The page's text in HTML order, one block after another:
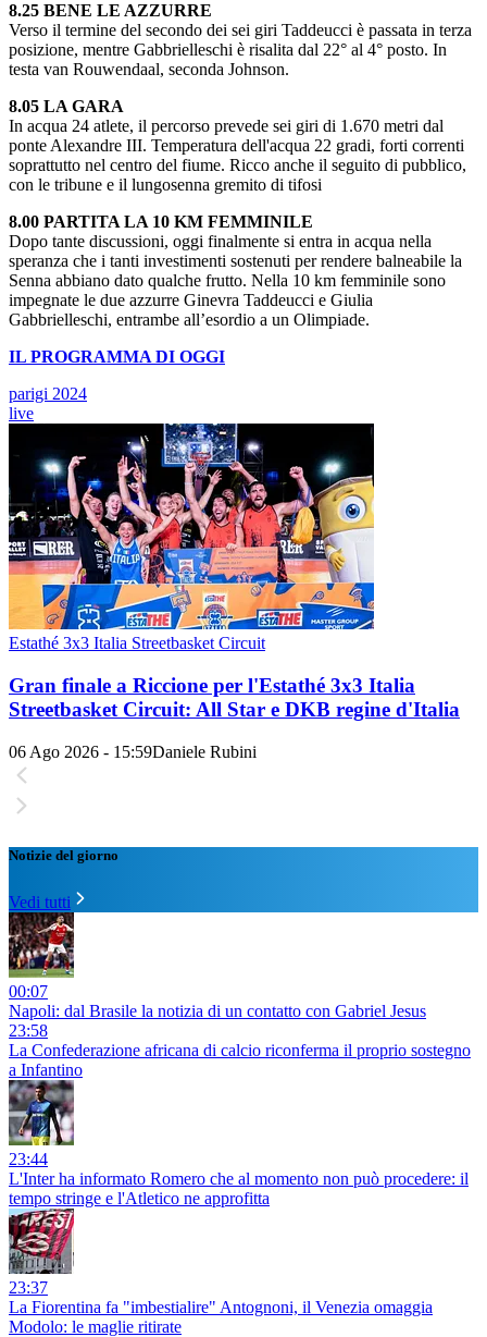
8.25 BENE LE AZZURRE
Verso il termine del secondo dei sei giri Taddeucci è passata in terza
posizione, mentre Gabbrielleschi è risalita dal 22° al 4° posto. In
testa van Rouwendaal, seconda Johnson.
8.05 LA GARA
In acqua 24 atlete, il percorso prevede sei giri di 1.670 metri dal
ponte Alexandre III. Temperatura dell'acqua 22 gradi, forti correnti
soprattutto nel centro del fiume. Ricco anche il seguito di pubblico,
con le tribune e il lungosenna gremito di tifosi
8.00 PARTITA LA 10 KM FEMMINILE
Dopo tante discussioni, oggi finalmente si entra in acqua nella
speranza che i tanti investimenti sostenuti per rendere balneabile la
Senna abbiano dato qualche frutto. Nella 10 km femminile sono
impegnate le due azzurre Ginevra Taddeucci e Giulia
Gabbrielleschi, entrambe all’esordio a un Olimpiade.
IL PROGRAMMA DI OGGI
parigi 2024
live
Estathé 3x3 Italia Streetbasket Circuit
Gran finale a Riccione per l'Estathé 3x3 Italia
Streetbasket Circuit: All Star e DKB regine d'Italia
06 Ago 2026 - 15:59Daniele Rubini
Notizie del giorno
Vedi tutti
00:07
Napoli: dal Brasile la notizia di un contatto con Gabriel Jesus
23:58
La Confederazione africana di calcio riconferma il proprio sostegno
a Infantino
23:44
L'Inter ha informato Romero che al momento non può procedere: il
tempo stringe e l'Atletico ne approfitta
23:37
La Fiorentina fa "imbestialire" Antognoni, il Venezia omaggia
Modolo: le maglie ritirate